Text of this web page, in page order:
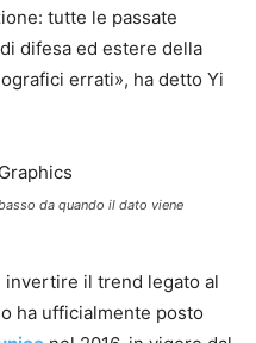
tutte le passate
difesa ed estere della
errati», ha detto Yi
da quando il dato viene
invertire il trend legato al
ha ufficialmente posto